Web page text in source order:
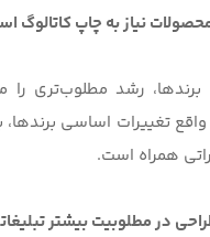
رشد مطلوب‌تری را
واقع تغییرات اساسی
همراه است.